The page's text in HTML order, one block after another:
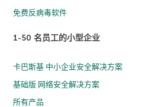
免费反病毒软件
1-50 名员工的小型企业
卡巴斯基 中小企业安全解决方案
基础版 网络安全解决方案
所有产品